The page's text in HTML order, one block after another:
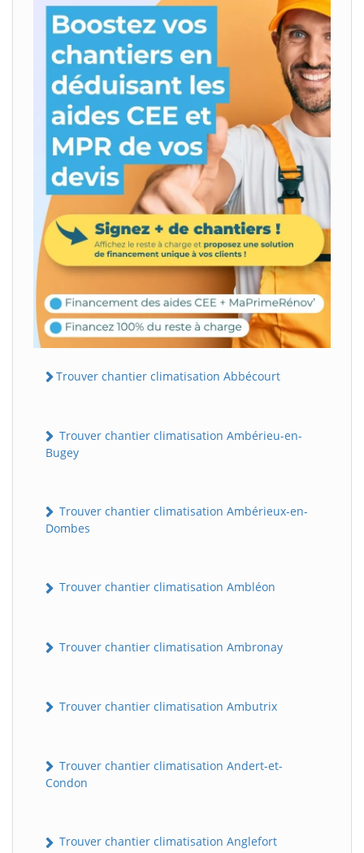
Trouver chantier climatisation Abbécourt
Trouver chantier climatisation Ambérieu-en-
Bugey
Trouver chantier climatisation Ambérieux-en-
Dombes
Trouver chantier climatisation Ambléon
Trouver chantier climatisation Ambronay
Trouver chantier climatisation Ambutrix
Trouver chantier climatisation Andert-et-
Condon
Trouver chantier climatisation Anglefort